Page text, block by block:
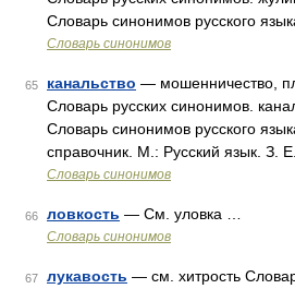
Словарь синонимов русского
Словарь синонимов
65 канальство — мошенничество,
Словарь русских синонимов.
Словарь синонимов русского
справочник. М.: Русский язык. З.
Словарь синонимов
66 ловкость — См. уловка …
Словарь синонимов
67 лукавость — см. хитрость